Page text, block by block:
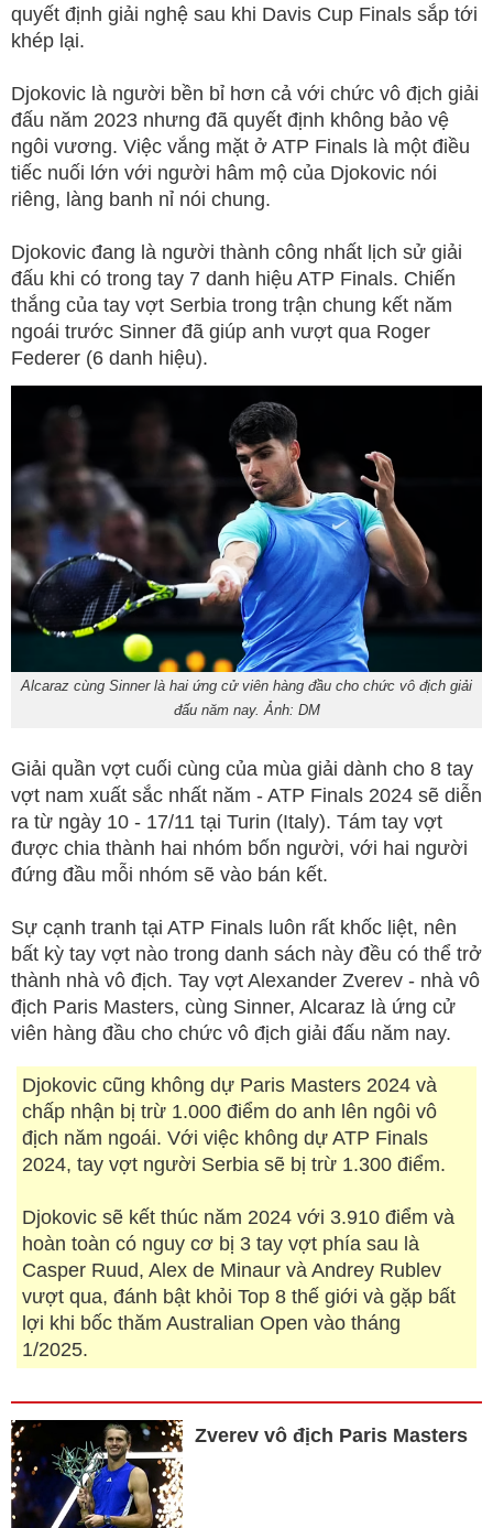
quyết định giải nghệ sau khi Davis Cup Finals sắp tới
khép lại.
Djokovic là người bền bỉ hơn cả với chức vô địch giải
đấu năm 2023 nhưng đã quyết định không bảo vệ
ngôi vương. Việc vắng mặt ở ATP Finals là một điều
tiếc nuối lớn với người hâm mộ của Djokovic nói
riêng, làng banh nỉ nói chung.
Djokovic đang là người thành công nhất lịch sử giải
đấu khi có trong tay 7 danh hiệu ATP Finals. Chiến
thắng của tay vợt Serbia trong trận chung kết năm
ngoái trước Sinner đã giúp anh vượt qua Roger
Federer (6 danh hiệu).
Alcaraz cùng Sinner là hai ứng cử viên hàng đầu cho chức vô địch giải
đấu năm nay. Ảnh: DM
Giải quần vợt cuối cùng của mùa giải dành cho 8 tay
vợt nam xuất sắc nhất năm - ATP Finals 2024 sẽ diễn
ra từ ngày 10 - 17/11 tại Turin (Italy). Tám tay vợt
được chia thành hai nhóm bốn người, với hai người
đứng đầu mỗi nhóm sẽ vào bán kết.
Sự cạnh tranh tại ATP Finals luôn rất khốc liệt, nên
bất kỳ tay vợt nào trong danh sách này đều có thể trở
thành nhà vô địch. Tay vợt Alexander Zverev - nhà vô
địch Paris Masters, cùng Sinner, Alcaraz là ứng cử
viên hàng đầu cho chức vô địch giải đấu năm nay.
Djokovic cũng không dự Paris Masters 2024 và
chấp nhận bị trừ 1.000 điểm do anh lên ngôi vô
địch năm ngoái. Với việc không dự ATP Finals
2024, tay vợt người Serbia sẽ bị trừ 1.300 điểm.
Djokovic sẽ kết thúc năm 2024 với 3.910 điểm và
hoàn toàn có nguy cơ bị 3 tay vợt phía sau là
Casper Ruud, Alex de Minaur và Andrey Rublev
vượt qua, đánh bật khỏi Top 8 thế giới và gặp bất
lợi khi bốc thăm Australian Open vào tháng
1/2025.
Zverev vô địch Paris Masters